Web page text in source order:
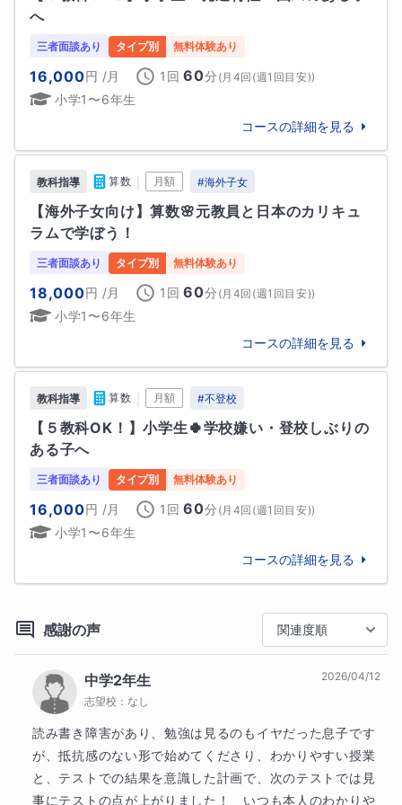
✍『算数・数学』の指導について
算数授業の研究を行う小学校で勤務していました。具
体物などを用いて視覚でわかるサポートを有効に活用
したり、計算の仕方をことばで整理し、ルール化して
理解・技能の力をつけていきます。
自分自身も数学の教科が一番得意で、公式の丸暗記で
はなく、なぜそうなるのかを理解しながら学習するこ
との大切さを知っています。
小学校1年生から始めたそろばん教室で、珠算連盟の県
大会に毎年出場し、毎回メダルをもらっていました。
特に読み上げ暗算が得意で、県大会で優勝したことが
✍『英語』の指導について
私は岐阜大学教育学部で「英語教育」を専攻していま
した。数学が得意なのに、なぜ英語教育専攻…？それ
は、英語で知れる世界が好きだからです。
海外の文化を知るって楽しいな、そこには私の知らな
代も外国語活動の指導法の研究をしていました。
英語長文は、興味が湧いたり楽しいなと思える内容
に必要な、文法や単語の知識を学び、内容が読めるよ
うになるために勉強するサイクルを作っていきます。
✍数学・英語の授業の進め方
・授業では、生徒さんの理解度に合わせて教材・スピ
へ
三者面談あり タイプ別 無料体験あり
16,000円 /月 1回 60分 ( 月4回(週1回目安))
小学1〜6年生
コースの詳細を見る
教科指導 算数 月額 #海外子女
【海外子女向け】算数🌸元教員と日本のカリキュ
ラムで学ぼう！
三者面談あり タイプ別 無料体験あり
18,000円 /月 1回 60分 ( 月4回(週1回目安))
小学1〜6年生
コースの詳細を見る
教科指導 算数 月額 #不登校
【５教科OK！】小学生🍀学校嫌い・登校しぶりの
ある子へ
三者面談あり タイプ別 無料体験あり
16,000円 /月 1回 60分 ( 月4回(週1回目安))
小学1〜6年生
コースの詳細を見る
感謝の声 関連度順
中学2年生
志望校： なし
2026/04/12
読み書き障害があり、勉強は見るのもイヤだった息子です
が、抵抗感のない形で始めてくださり、わかりやすい授業
と、テストでの結果を意識した計画で、次のテストでは見
事にテストの点が上がりました！　いつも本人のわかりや